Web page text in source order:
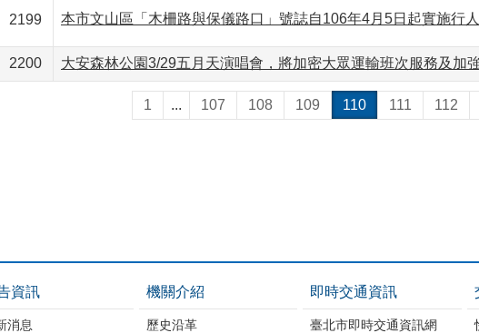
2199 本市文山區「木柵路與保儀路口」號誌自106年4月5日起實施行
2200 大安森林公園3/29五月天演唱會，將加密大眾運輸班次服務及加
1 ... 107 108 109 110 111 112
資訊
消息
機關介紹
歷史沿革
即時交通資訊
臺北市即時交通資訊網